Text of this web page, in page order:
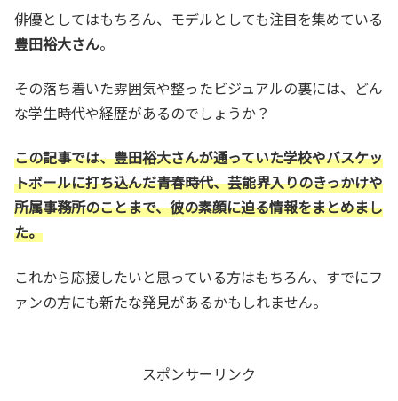
俳優としてはもちろん、モデルとしても注目を集めている
豊田裕大さん。
その落ち着いた雰囲気や整ったビジュアルの裏には、どん
な学生時代や経歴があるのでしょうか？
この記事では、豊田裕大さんが通っていた学校やバスケッ
トボールに打ち込んだ青春時代、芸能界入りのきっかけや
所属事務所のことまで、彼の素顔に迫る情報をまとめまし
た。
これから応援したいと思っている方はもちろん、すでにフ
ァンの方にも新たな発見があるかもしれません。
スポンサーリンク